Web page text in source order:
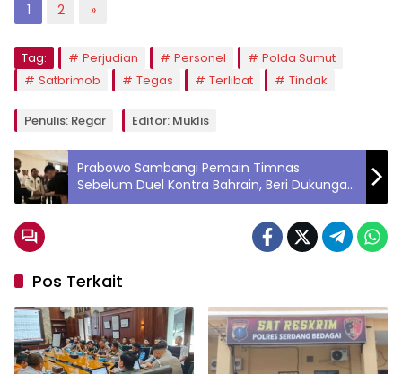
1 2 »
Tag: Perjudian Personel
Polda Sumut
Satbrimob
Tegas Terlibat Tindak
Penulis: Regar Editor: Muklis
Prabowo Sambangi Pemain Timnas
Sebelum Duel Kontra Bahrain, Beri Dukungan
Langsung
Pos Terkait